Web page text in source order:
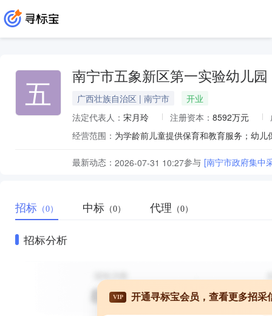
五 南宁市五象新区第一实验幼儿园
广西壮族自治区 | 南宁市
开业
法定代表人： 宋月玲 注册资本： 8592万元
经营范围： 为学龄前儿童提供保育和教育服务；幼
最新动态： 2026-07-31 10:27参与 [南宁市政府集中
招标 （0） 中标 （0） 代理 （0）
招标分析
VIP 开通寻标宝会员，查看更多招采